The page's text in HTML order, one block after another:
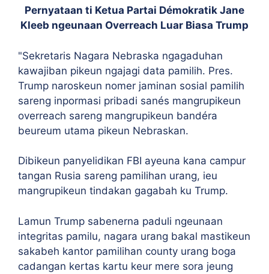
Pernyataan ti Ketua Partai Démokratik Jane
Kleeb ngeunaan Overreach Luar Biasa Trump
"Sekretaris Nagara Nebraska ngagaduhan
kawajiban pikeun ngajagi data pamilih. Pres.
Trump naroskeun nomer jaminan sosial pamilih
sareng inpormasi pribadi sanés mangrupikeun
overreach sareng mangrupikeun bandéra
beureum utama pikeun Nebraskan.
Dibikeun panyelidikan FBI ayeuna kana campur
tangan Rusia sareng pamilihan urang, ieu
mangrupikeun tindakan gagabah ku Trump.
Lamun Trump sabenerna paduli ngeunaan
integritas pamilu, nagara urang bakal mastikeun
sakabeh kantor pamilihan county urang boga
cadangan kertas kartu keur mere sora jeung